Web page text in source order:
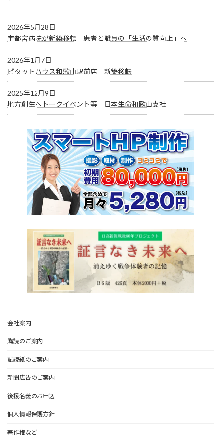
2026年5月28日
宇都宮病院が新築移転 患者と職員の「生活の質向上」へ
2026年1月7日
ピタットハウス和歌山駅前店 新築移転
2025年12月9日
地方創生へトークイベント等 日本生命和歌山支社
会社案内
購読のご案内
試読紙のご案内
新聞広告のご案内
後援名義のお申込
個人情報保護方針
著作権など